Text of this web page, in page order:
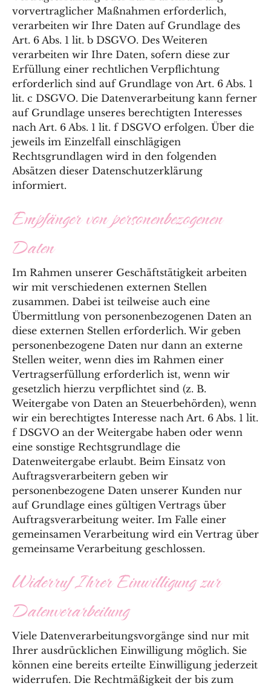
vorvertraglicher Maßnahmen erforderlich,
verarbeiten wir Ihre Daten auf Grundlage des
Art. 6 Abs. 1 lit. b DSGVO. Des Weiteren
verarbeiten wir Ihre Daten, sofern diese zur
Erfüllung einer rechtlichen Verpflichtung
erforderlich sind auf Grundlage von Art. 6 Abs. 1
lit. c DSGVO. Die Datenverarbeitung kann ferner
auf Grundlage unseres berechtigten Interesses
nach Art. 6 Abs. 1 lit. f DSGVO erfolgen. Über die
jeweils im Einzelfall einschlägigen
Rechtsgrundlagen wird in den folgenden
Absätzen dieser Datenschutzerklärung
informiert.
Empfänger von personenbezogenen
Daten
Im Rahmen unserer Geschäftstätigkeit arbeiten
wir mit verschiedenen externen Stellen
zusammen. Dabei ist teilweise auch eine
Übermittlung von personenbezogenen Daten an
diese externen Stellen erforderlich. Wir geben
personenbezogene Daten nur dann an externe
Stellen weiter, wenn dies im Rahmen einer
Vertragserfüllung erforderlich ist, wenn wir
gesetzlich hierzu verpflichtet sind (z. B.
Weitergabe von Daten an Steuerbehörden), wenn
wir ein berechtigtes Interesse nach Art. 6 Abs. 1 lit.
f DSGVO an der Weitergabe haben oder wenn
eine sonstige Rechtsgrundlage die
Datenweitergabe erlaubt. Beim Einsatz von
Auftragsverarbeitern geben wir
personenbezogene Daten unserer Kunden nur
auf Grundlage eines gültigen Vertrags über
Auftragsverarbeitung weiter. Im Falle einer
gemeinsamen Verarbeitung wird ein Vertrag über
gemeinsame Verarbeitung geschlossen.
Widerruf Ihrer Einwilligung zur
Datenverarbeitung
Viele Datenverarbeitungsvorgänge sind nur mit
Ihrer ausdrücklichen Einwilligung möglich. Sie
können eine bereits erteilte Einwilligung jederzeit
widerrufen. Die Rechtmäßigkeit der bis zum